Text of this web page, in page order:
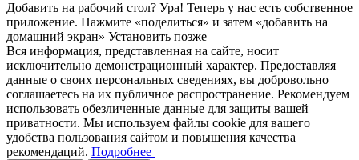
Добавить на рабочий стол? Ура! Теперь у нас есть собственное
приложение. Нажмите «поделиться» и затем «добавить на
домашний экран» Установить позже
Вся информация, представленная на сайте, носит
исключительно демонстрационный характер. Предоставляя
данные о своих персональных сведениях, вы добровольно
соглашаетесь на их публичное распространение. Рекомендуем
использовать обезличенные данные для защиты вашей
приватности. Мы используем файлы cookie для вашего
удобства пользования сайтом и повышения качества
рекомендаций. Подробнее